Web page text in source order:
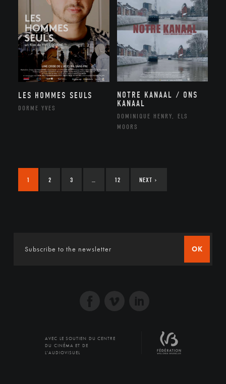
LES HOMMES SEULS
DORME YVES
NOTRE KANAAL / ONS
KANAAL
DOMINIQUE HENRY, ELS
MOORS
1 2 3 12 NEXT ›
OK
AVEC LE SOUTIEN DU CENTRE
DU CINÉMA ET DE
L'AUDIOVISUEL